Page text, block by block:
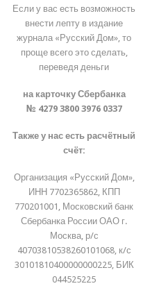
Если у вас есть возможность
внести лепту в издание
журнала «Русский Дом», то
проще всего это сделать,
переведя деньги
на карточку Сбербанка
№ 4279 3800 3976 0337
Также у нас есть расчётный
счёт:
Организация «Русский Дом»,
ИНН 7702365862, КПП
770201001, Московский банк
Сбербанка России ОАО г.
Москва, р/с
40703810538260101068, к/с
30101810400000000225, БИК
044525225